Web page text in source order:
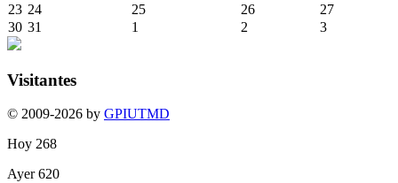
23 24 25 26
27
30 31 1 2 3
Visitantes
© 2009-2026 by GPIUTMD
Hoy 268
Ayer620